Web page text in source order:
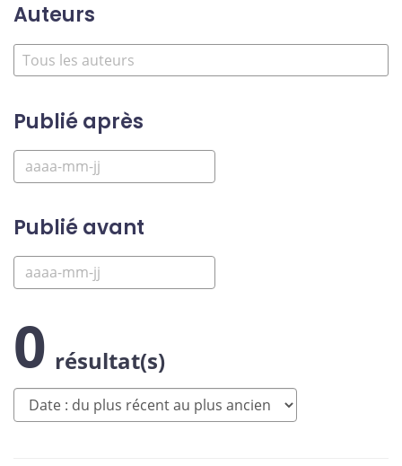
Auteurs
Publié après
Publié avant
0 résultat(s)